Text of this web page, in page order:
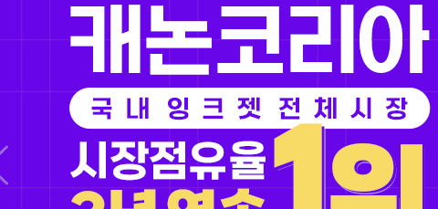
내장 파워줌으로 열리는 영상 표현의 새로운 지평
RF20-50mm
F4 L IS USM PZ
출시 기념